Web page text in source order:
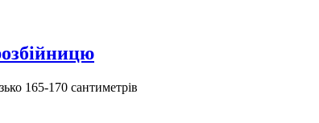
165-170 сантиметрів